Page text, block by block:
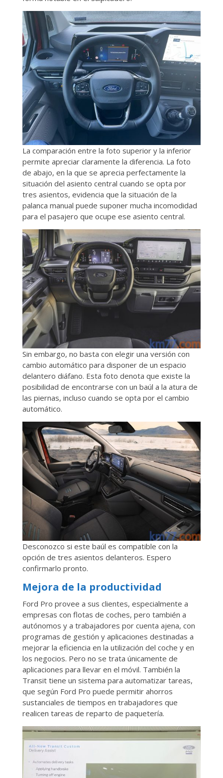
La comparación entre la foto superior y la inferior
permite apreciar claramente la diferencia. La foto
de abajo, en la que se aprecia perfectamente la
situación del asiento central cuando se opta por
tres asientos, evidencia que la situación de la
palanca manual puede suponer mucha incomodidad
para el pasajero que ocupe ese asiento central.
Sin embargo, no basta con elegir una versión con
cambio automático para disponer de un espacio
delantero diáfano. Esta foto denota que existe la
posibilidad de encontrarse con un baúl a la atura de
las piernas, incluso cuando se opta por el cambio
automático.
Desconozco si este baúl es compatible con la
opción de tres asientos delanteros. Espero
confirmarlo pronto.
Mejora de la productividad
Ford Pro provee a sus clientes, especialmente a
empresas con flotas de coches, pero también a
autónomos y a trabajadores por cuenta ajena, con
programas de gestión y aplicaciones destinadas a
mejorar la eficiencia en la utilización del coche y en
los negocios. Pero no se trata únicamente de
aplicaciones para llevar en el móvil. También la
Transit tiene un sistema para automatizar tareas,
que según Ford Pro puede permitir ahorros
sustanciales de tiempos en trabajadores que
realicen tareas de reparto de paquetería.